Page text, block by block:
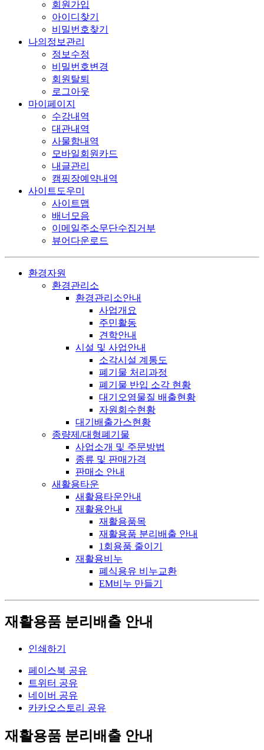
회원가입
아이디찾기
비밀번호찾기
나의정보관리
정보수정
비밀번호변경
회원탈퇴
로그아웃
마이페이지
수강내역
대관내역
사물함내역
모바일회원카드
내글관리
캠핑장예약내역
사이트도우미
사이트맵
배너모음
이메일주소무단수집거부
뷰어다운로드
환경자원
환경관리소
환경관리소안내
사업개요
주민활동
견학안내
시설 및 사업안내
소각시설 계통도
폐기물 처리과정
폐기물 반입 소각 현황
대기오염물질 배출현황
자원회수현황
대기배출가스현황
종량제/대형폐기물
사업소개 및 주문방법
종류 및 판매가격
판매소 안내
새활용타운
새활용타운안내
재활용안내
재활용품목
재활용품 분리배출 안내
1회용품 줄이기
재활용비누
폐식용유 비누교환
EM비누 만들기
재활용품 분리배출 안내
인쇄하기
페이스북 공유
트위터 공유
네이버 공유
카카오스토리 공유
재활용품 분리배출 안내